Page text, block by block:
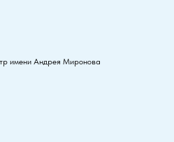
имени Андрея Миронова